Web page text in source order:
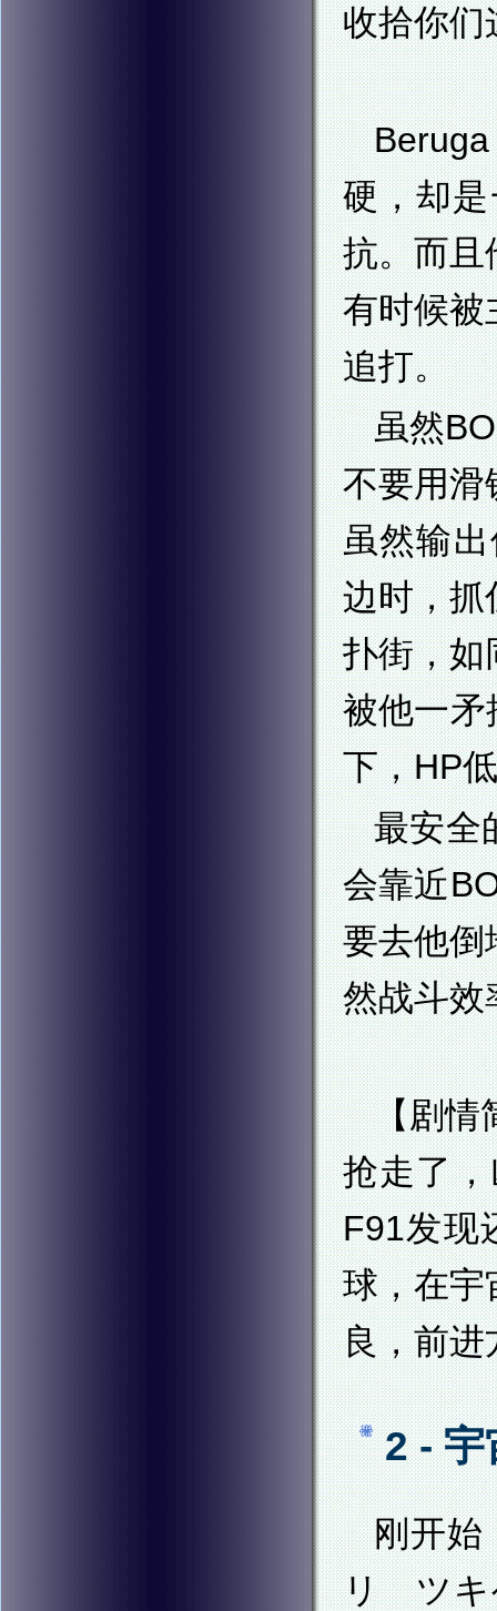
收拾你们
硬，却
抗。而且
有时候被
追打。
虽然
不要用滑
虽然输
边时，抓
扑街，如
被他一矛
下，HP
最安全
会靠近
要去他倒
然战斗效
【剧情
抢走了
F91发现
球，在宇
良，前进
2 - 宇
刚开
リ ツキ